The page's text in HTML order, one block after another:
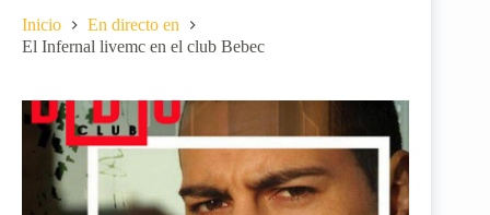
Inicio
En directo en
El Infernal livemc en el club Bebec